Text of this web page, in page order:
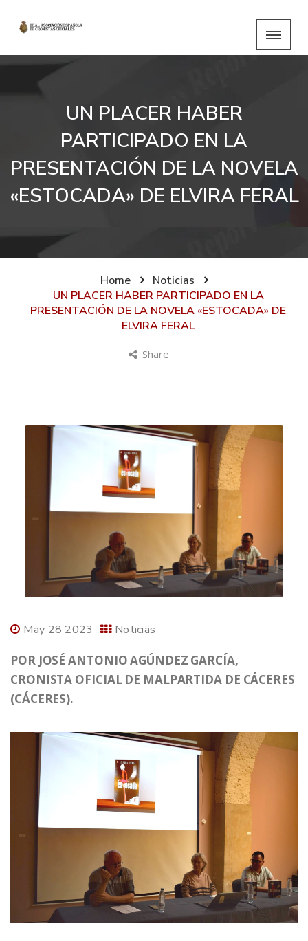
UN PLACER HABER
PARTICIPADO EN LA
PRESENTACIÓN DE LA NOVELA
«ESTOCADA» DE ELVIRA FERAL
Home
Noticias
UN PLACER HABER PARTICIPADO EN LA
PRESENTACIÓN DE LA NOVELA «ESTOCADA» DE
ELVIRA FERAL
Share
May 28 2023 Noticias
POR JOSÉ ANTONIO AGÚNDEZ GARCÍA,
CRONISTA OFICIAL DE MALPARTIDA DE CÁCERES
(CÁCERES).